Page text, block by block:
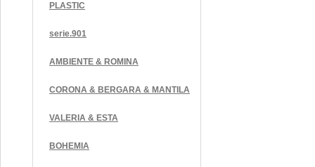
PLASTIC
serie.901
AMBIENTE & ROMINA
CORONA & BERGARA & MANTILA
VALERIA & ESTA
BOHEMIA